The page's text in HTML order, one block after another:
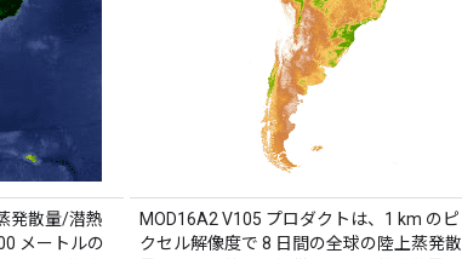
発散量/潜熱
メートルの
MOD16A2 V105 プロダクトは、1 km のピ
クセル解像度で 8 日間の全球の陸上蒸発散